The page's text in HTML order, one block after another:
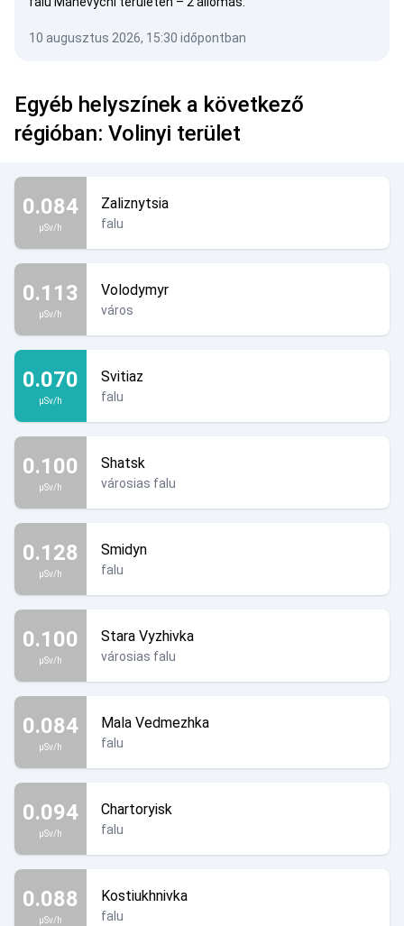
10 augusztus 2026, 15:30 időpontban
Egyéb helyszínek a következő
régióban: Volinyi terület
0.084
µSv/h
Zaliznytsia
falu
0.113
µSv/h
Volodymyr
város
0.070
µSv/h
Svitiaz
falu
0.100
µSv/h
Shatsk
városias falu
0.128
µSv/h
Smidyn
falu
0.100
µSv/h
Stara Vyzhivka
városias falu
0.084
µSv/h
Mala Vedmezhka
falu
0.094
µSv/h
Chartoryisk
falu
0.088
µSv/h
Kostiukhnivka
falu